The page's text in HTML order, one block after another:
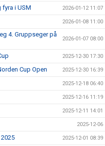
fyra i USM 2026-01-12 11:07
2026-01-08 11:00
4. Gruppseger på
2026-01-07 08:00
2025-12-30 17:30
Cup Open 2025-12-30 16:39
2025-12-18 06:40
2025-12-16 11:19
2025-12-11 14:01
2025-12-06
2025-12-01 08:39